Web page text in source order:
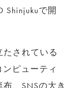
Shinjukuで開
されている
ピューティ
、SNSの大き